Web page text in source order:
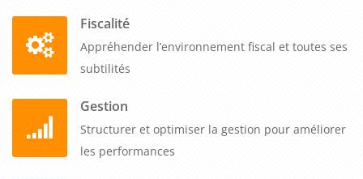
Fiscalité
Appréhender l’environnement fiscal et toutes ses
subtilités
Gestion
Structurer et optimiser la gestion pour améliorer
les performances